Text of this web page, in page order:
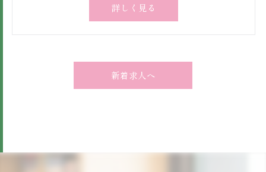
詳しく見る
新着求人へ